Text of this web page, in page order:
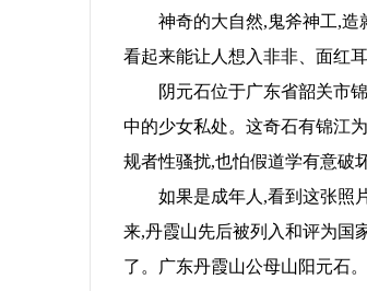
神奇的大自然,鬼斧神工,
看起来能让人想入非非、面红
阴元石位于广东省韶关市
中的少女私处。这奇石有锦江
规者性骚扰,也怕假道学有意破
如果是成年人,看到这张照
来,丹霞山先后被列入和评为国
了。广东丹霞山公母山阳元石。